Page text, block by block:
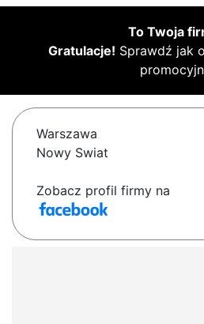
To Twoja
Gratulacje! Sprawdź jak
Warszawa
Nowy Swiat
Zobacz profil firmy na